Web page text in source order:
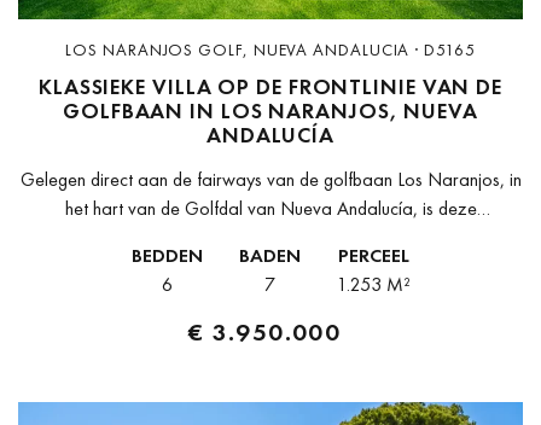
LOS NARANJOS GOLF, NUEVA ANDALUCIA · D5165
KLASSIEKE VILLA OP DE FRONTLINIE VAN DE
GOLFBAAN IN LOS NARANJOS, NUEVA
ANDALUCÍA
Gelegen direct aan de fairways van de golfbaan Los Naranjos, in
het hart van de Golfdal van Nueva Andalucía, is deze
die...
BEDDEN
6
BADEN
7
PERCEEL
1.253 M²
€ 3.950.000